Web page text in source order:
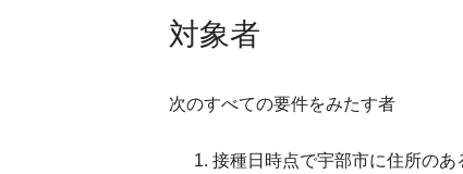
対象者
次のすべての要件をみたす者
接種日時点で宇部市に住所のあ